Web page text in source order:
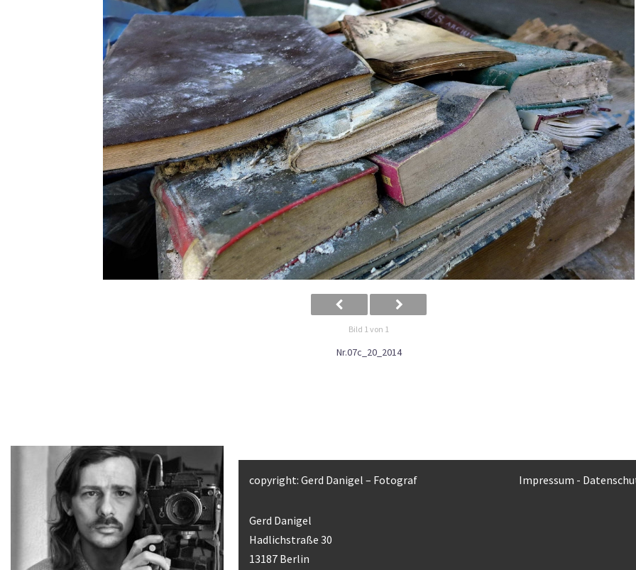
Bild 1 von 1
Nr.07c_20_2014
copyright: Gerd Danigel – Fotograf Impressum -
Gerd Danigel
Hadlichstraße 30
13187 Berlin